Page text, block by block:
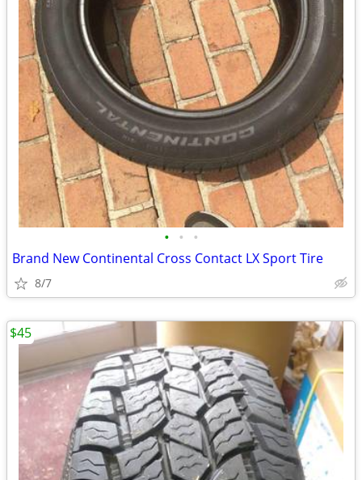
• • •
Brand New Continental Cross Contact LX Sport Tire
8/7
$45